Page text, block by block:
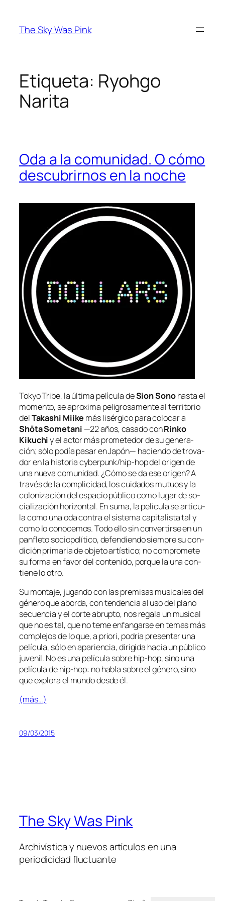
contenido
The Sky Was Pink
Etiqueta: Ryohgo
Narita
Oda a la comunidad. O cómo
descubrirnos en la noche
Tokyo Tribe, la úl­ti­ma pe­lí­cu­la deSion Sonohas­ta el
mo­men­to, se apro­xi­ma pe­li­gro­sa­men­te al te­rri­to­rio
delTakashi Miike más li­sér­gi­co pa­ra co­lo­car a
Shōta Sometani —22 años, ca­sa­do conRinko
Kikuchiy el ac­tor más pro­me­te­dor de su ge­ne­ra­
ción; só­lo po­día pa­sar en Japón— ha­cien­do de tro­va­
dor en la his­to­riacy­ber­punk/hip-hopdel ori­gen de
una nue­va co­mu­ni­dad. ¿Cómo se da ese ori­gen? A
tra­vés de la com­pli­ci­dad, los cui­da­dos mu­tuos y la
co­lo­ni­za­ción del es­pa­cio pú­bli­co co­mo lu­gar de so­
cia­li­za­ción ho­ri­zon­tal. En su­ma, la pe­lí­cu­la se ar­ti­cu­
la co­mo una oda con­tra el sis­te­ma ca­pi­ta­lis­ta tal y
co­mo lo co­no­ce­mos. Todo ello sin con­ver­tir­se en un
pan­fle­to so­cio­po­lí­ti­co, de­fen­dien­do siem­pre su con­
di­ción pri­ma­ria de ob­je­to ar­tís­ti­co; no com­pro­me­te
su for­ma en fa­vor del con­te­ni­do, por­que la una con­
tie­ne lo otro.
Su mon­ta­je, ju­gan­do con las pre­mi­sas mu­si­ca­les del
gé­ne­ro que abor­da, con ten­den­cia al uso del plano
se­cuen­cia y el cor­te abrup­to, nos re­ga­la un mu­si­cal
que no es tal, que no te­me en­fan­gar­se en te­mas más
com­ple­jos de lo que,a prio­ri, po­dría pre­sen­tar una
pe­lí­cu­la, só­lo en apa­rien­cia, di­ri­gi­da ha­cia un pú­bli­co
ju­ve­nil. No es una pe­lí­cu­la so­brehip-hop, sino una
pe­lí­cu­ladehip-hop: no ha­bla so­bre el gé­ne­ro, sino
que ex­plo­ra el mun­do des­de él.
(más…)
09/03/2015
The Sky Was Pink
Archivística y nuevos artículos en una
periodicidad fluctuante